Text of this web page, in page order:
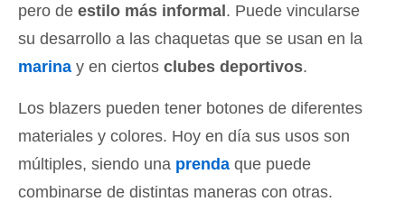
pero de estilo más informal. Puede vincularse
su desarrollo a las chaquetas que se usan en la
marina y en ciertos clubes deportivos.
Los blazers pueden tener botones de diferentes
materiales y colores. Hoy en día sus usos son
múltiples, siendo una prenda que puede
combinarse de distintas maneras con otras.